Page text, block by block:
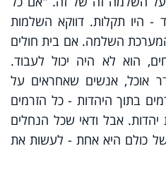
היו תקלות. דווקא השלמות
השלמה. אם בית חולים
הוא לא היה יכול לעבוד.
אוכל, אנשים שאחראים על
בתוך היהדות - כל הזרמים
אבל ודאי שכל הנחלים
כולם היא אחת - לעשות את